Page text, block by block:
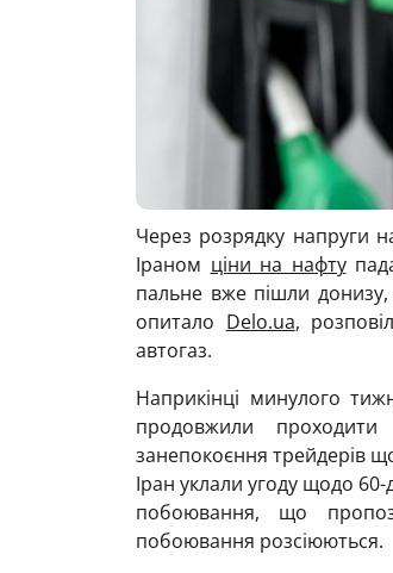
Через розрядку напруги
Іраном ціни на нафту
пальне вже пішли
опитало Delo.ua,
автогаз.
Наприкінці минулого
продовжили
занепокоєння трейдерів
Іран уклали угоду щодо
побоювання, що
побоювання розсіюються.